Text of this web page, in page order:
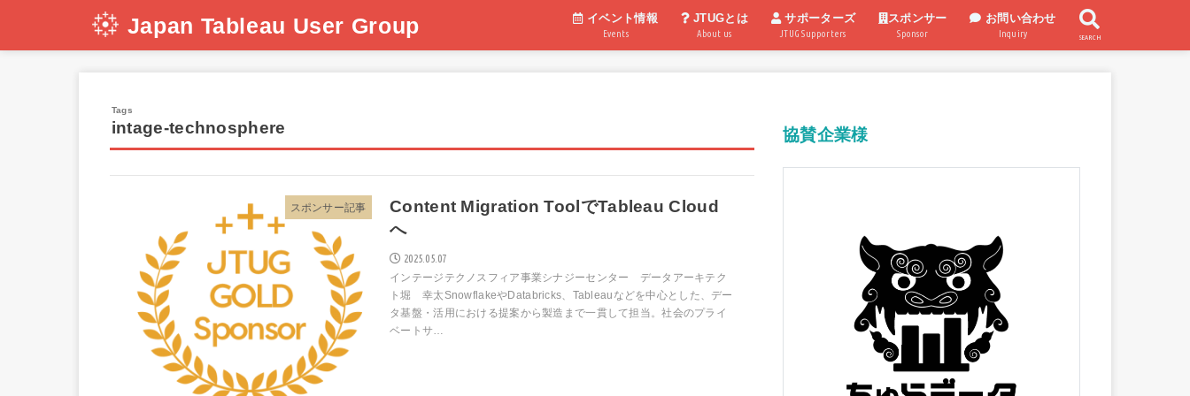
Japan Tableau User Group イベント情報
Events
JTUGとは
About us
サポーターズ
JTUG Supporters
スポンサー
Sponsor
お問い合わせ
Inquiry SEARCH
intage-technosphere
スポンサー記事
Content Migration ToolでTableau Cloud
へ
2025.05.07
インテージテクノスフィア事業シナジーセンター データアーキテク
ト堀 幸太SnowflakeやDatabricks、Tableauなどを中心とした、デー
タ基盤・活用における提案から製造まで一貫して担当。社会のプライ
ベートサ…
協賛企業様